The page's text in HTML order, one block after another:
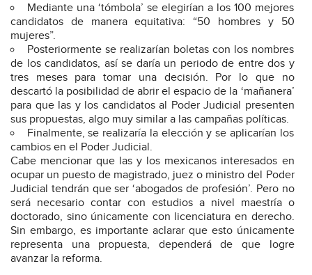
Mediante una ‘tómbola’ se elegirían a los 100 mejores
candidatos de manera equitativa: “50 hombres y 50
mujeres”.
Posteriormente se realizarían boletas con los nombres
de los candidatos, así se daría un periodo de entre dos y
tres meses para tomar una decisión. Por lo que no
descartó la posibilidad de abrir el espacio de la ‘mañanera’
para que las y los candidatos al Poder Judicial presenten
sus propuestas, algo muy similar a las campañas políticas.
Finalmente, se realizaría la elección y se aplicarían los
cambios en el Poder Judicial.
Cabe mencionar que las y los mexicanos interesados en
ocupar un puesto de magistrado, juez o ministro del Poder
Judicial tendrán que ser ‘abogados de profesión’. Pero no
será necesario contar con estudios a nivel maestría o
doctorado, sino únicamente con licenciatura en derecho.
Sin embargo, es importante aclarar que esto únicamente
representa una propuesta, dependerá de que logre
avanzar la reforma.